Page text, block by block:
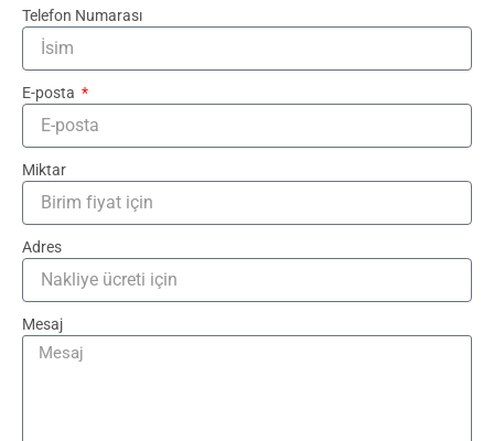
Telefon Numarası
E-posta
Miktar
Adres
Mesaj